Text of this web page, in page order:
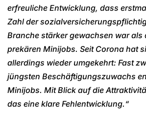
erfreuliche Entwicklung, dass
Zahl der
Branche stärker gewachsen war als
prekären Minijobs. Seit Corona hat
allerdings wieder umgekehrt: Fast
jüngsten Beschäftigungszuwachs
Minijobs. Mit Blick auf die
das eine klare Fehlentwicklung.“